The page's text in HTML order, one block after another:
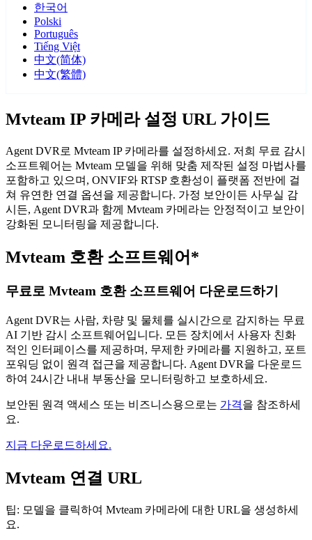
한국어
Polski
Português
Tiếng Việt
中文(简体)
中文(繁體)
Mvteam IP 카메라 설정 URL 가이드
Agent DVR로 Mvteam IP 카메라를 설정하세요. 저희 무료 감시
소프트웨어는 Mvteam 모델을 위해 맞춤 제작된 설정 마법사를
포함하고 있으며, ONVIF와 RTSP 호환성이 플랫폼 전반에 걸
쳐 유연한 연결 옵션을 제공합니다. 가정 보안이든 사무실 감
시든, Agent DVR과 함께 Mvteam 카메라는 안정적이고 보안이
강화된 모니터링을 제공합니다.
Mvteam 호환 소프트웨어*
무료로 Mvteam 호환 소프트웨어 다운로드하기
Agent DVR는 사람, 차량 및 물체를 실시간으로 감지하는 무료
AI 기반 감시 소프트웨어입니다. 모든 장치에서 사용자 친화
적인 인터페이스를 제공하며, 무제한 카메라를 지원하고, 포트
포워딩 없이 원격 접근을 제공합니다. Agent DVR을 다운로드
하여 24시간 내내 부동산을 모니터링하고 보호하세요.
보안된 원격 액세스 또는 비즈니스용으로는 가격을 참조하세
요.
지금 다운로드하세요.
Mvteam 연결 URL
팁: 모델을 클릭하여 Mvteam 카메라에 대한 URL을 생성하세
요.